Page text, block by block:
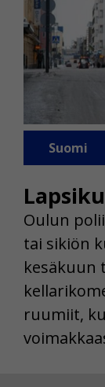
Suomi
Oulun
tai sikiön
kesäkuun
ruumiit,